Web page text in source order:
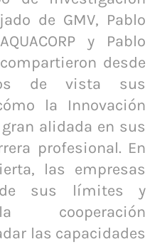
de GMV, Pablo
y Pablo
desde
de vista sus
la Innovación
alidada en sus
profesional. En
las empresas
sus límites y
cooperación
las capacidades